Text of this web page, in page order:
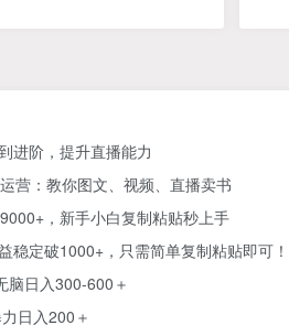
进阶，提升直播能力
营：教你图文、视频、直播卖书
，新手小白复制粘贴秒上手
稳定破1000+，只需简单复制粘贴即可！
脑日入300-600＋
日入200＋